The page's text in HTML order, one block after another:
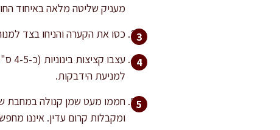
מעניק שליטה מלאה באיחוד
כסו את הקערה והניחו בצד למנוחה של 15 דקות – זה מסייע להחדרת טעמים ולהתייצבות
למניעת הידבקות.
חממו מעט שמן קנולה במחבת
ומקבלות קרום עדין. איננו